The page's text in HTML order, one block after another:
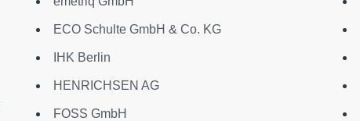
ECO Schulte GmbH & Co. KG
IHK Berlin
HENRICHSEN AG
FOSS GmbH